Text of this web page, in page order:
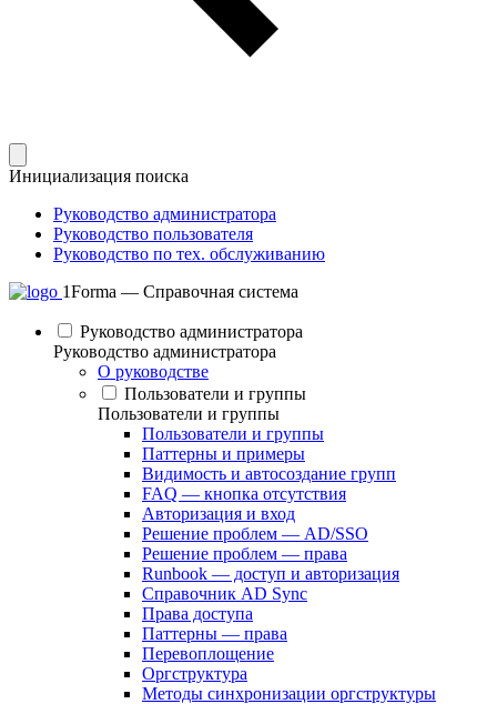
Инициализация поиска
Руководство администратора
Руководство пользователя
Руководство по тех. обслуживанию
1Forma — Справочная система
Руководство администратора
Руководство администратора
О руководстве
Пользователи и группы
Пользователи и группы
Пользователи и группы
Паттерны и примеры
Видимость и автосоздание групп
FAQ — кнопка отсутствия
Авторизация и вход
Решение проблем — AD/SSO
Решение проблем — права
Runbook — доступ и авторизация
Справочник AD Sync
Права доступа
Паттерны — права
Перевоплощение
Оргструктура
Методы синхронизации оргструктуры